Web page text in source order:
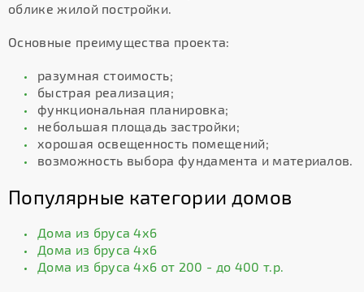
облике жилой постройки.
Основные преимущества проекта:
разумная стоимость;
быстрая реализация;
функциональная планировка;
небольшая площадь застройки;
хорошая освещенность помещений;
возможность выбора фундамента и материалов.
Популярные категории домов
Дома из бруса 4х6
Дома из бруса 4х6
Дома из бруса 4х6 от 200 - до 400 т.р.